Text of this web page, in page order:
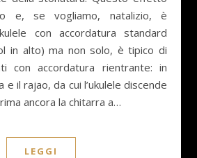
e, se vogliamo, natalizio, è
con accordatura standard
in alto) ma non solo, è tipico di
con accordatura rientrante: in
e il rajao, da cui l’ukulele discende
ancora la chitarra a…
LEGGI